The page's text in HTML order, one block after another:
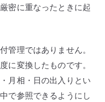
密に重なったときに起
管理ではありません。
に変換したものです。
月相・日の出入りとい
で参照できるようにし